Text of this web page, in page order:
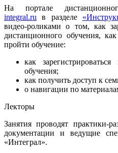
На портале
integral.ru в разделе
видео-роликами о том, как
дистанционного обучения,
пройти обучение:
как
обучения;
как получить доступ к
о навигации по
Лекторы
Занятия проводят практики-
документации и ведущие
«Интеграл».